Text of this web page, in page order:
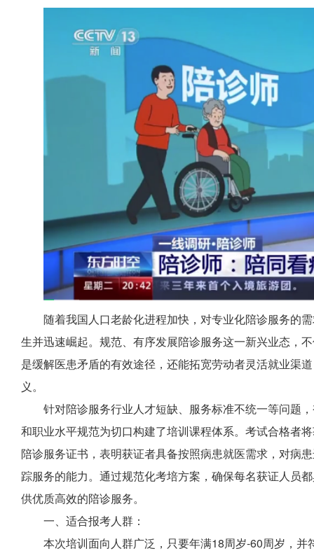
随着我国人口老龄化进程加快，对专业化陪诊服务的
生并迅速崛起。规范、有序发展陪诊服务这一新兴业态，
是缓解医患矛盾的有效途径，还能拓宽劳动者灵活就业渠
义。
针对陪诊服务行业人才短缺、服务标准不统一等问题
和职业水平规范为切口构建了培训课程体系。考试合格者
陪诊服务证书，表明获证者具备按照病患就医需求，对病
踪服务的能力。通过规范化考培方案，确保每名获证人员
供优质高效的陪诊服务。
一、适合报考人群：
本次培训面向人群广泛，只要年满18周岁-60周岁，